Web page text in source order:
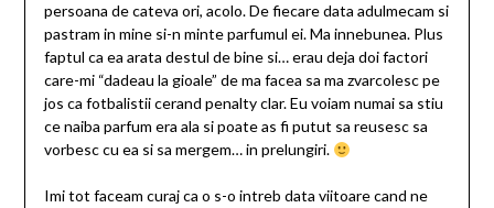
persoana de cateva ori, acolo. De fiecare data adulmecam si
pastram in mine si-n minte parfumul ei. Ma innebunea. Plus
faptul ca ea arata destul de bine si… erau deja doi factori
care-mi “dadeau la gioale” de ma facea sa ma zvarcolesc pe
jos ca fotbalistii cerand penalty clar. Eu voiam numai sa stiu
ce naiba parfum era ala si poate as fi putut sa reusesc sa
vorbesc cu ea si sa mergem… in prelungiri.
Imi tot faceam curaj ca o s-o intreb data viitoare cand ne